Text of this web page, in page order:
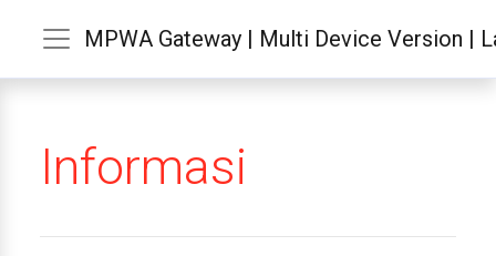
MPWA Gateway | Multi Device Version |
Informasi